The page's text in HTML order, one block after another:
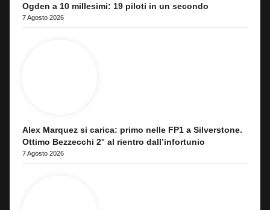
Ogden a 10 millesimi: 19 piloti in un secondo
7 Agosto 2026
Alex Marquez si carica: primo nelle FP1 a Silverstone.
Ottimo Bezzecchi 2° al rientro dall’infortunio
7 Agosto 2026